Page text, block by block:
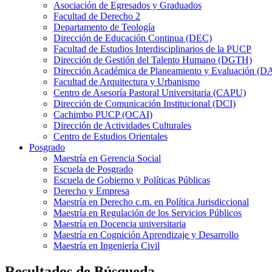
Asociación de Egresados y Graduados
Facultad de Derecho 2
Departamento de Teología
Dirección de Educación Continua (DEC)
Facultad de Estudios Interdisciplinarios de la PUCP
Dirección de Gestión del Talento Humano (DGTH)
Dirección Académica de Planeamiento y Evaluación
Facultad de Arquitectura y Urbanismo
Centro de Asesoría Pastoral Universitaria (CAPU)
Dirección de Comunicación Institucional (DCI)
Cachimbo PUCP (OCAI)
Dirección de Actividades Culturales
Centro de Estudios Orientales
Posgrado
Maestría en Gerencia Social
Escuela de Posgrado
Escuela de Gobierno y Políticas Públicas
Derecho y Empresa
Maestría en Derecho c.m. en Política Jurisdiccional
Maestría en Regulación de los Servicios Públicos
Maestría en Docencia universitaria
Maestría en Cognición Aprendizaje y Desarrollo
Maestría en Ingeniería Civil